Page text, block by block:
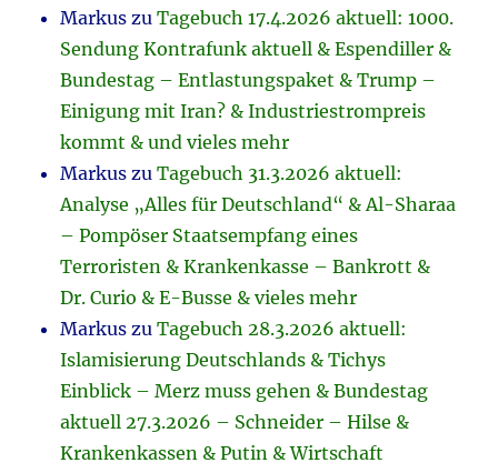
Markus zuTagebuch 17.4.2026 aktuell: 1000.
Sendung Kontrafunk aktuell & Espendiller &
Bundestag – Entlastungspaket & Trump –
Einigung mit Iran? & Industriestrompreis
kommt & und vieles mehr
Markus zuTagebuch 31.3.2026 aktuell:
Analyse „Alles für Deutschland“ & Al-Sharaa
– Pompöser Staatsempfang eines
Terroristen & Krankenkasse – Bankrott &
Dr. Curio & E-Busse & vieles mehr
Markus zuTagebuch 28.3.2026 aktuell:
Islamisierung Deutschlands & Tichys
Einblick – Merz muss gehen & Bundestag
aktuell 27.3.2026 – Schneider – Hilse &
Krankenkassen & Putin & Wirtschaft